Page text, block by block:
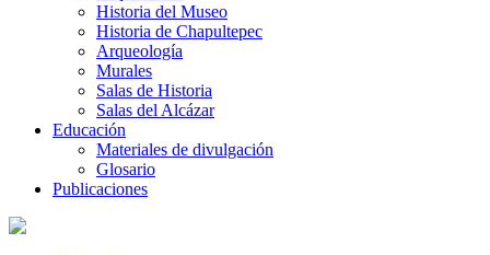
Historia del Museo
Historia de Chapultepec
Arqueología
Murales
Salas de Historia
Salas del Alcázar
Educación
Materiales de divulgación
Glosario
Publicaciones